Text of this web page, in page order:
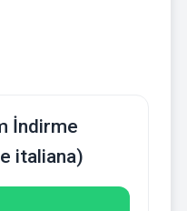
İndirme
italiana)